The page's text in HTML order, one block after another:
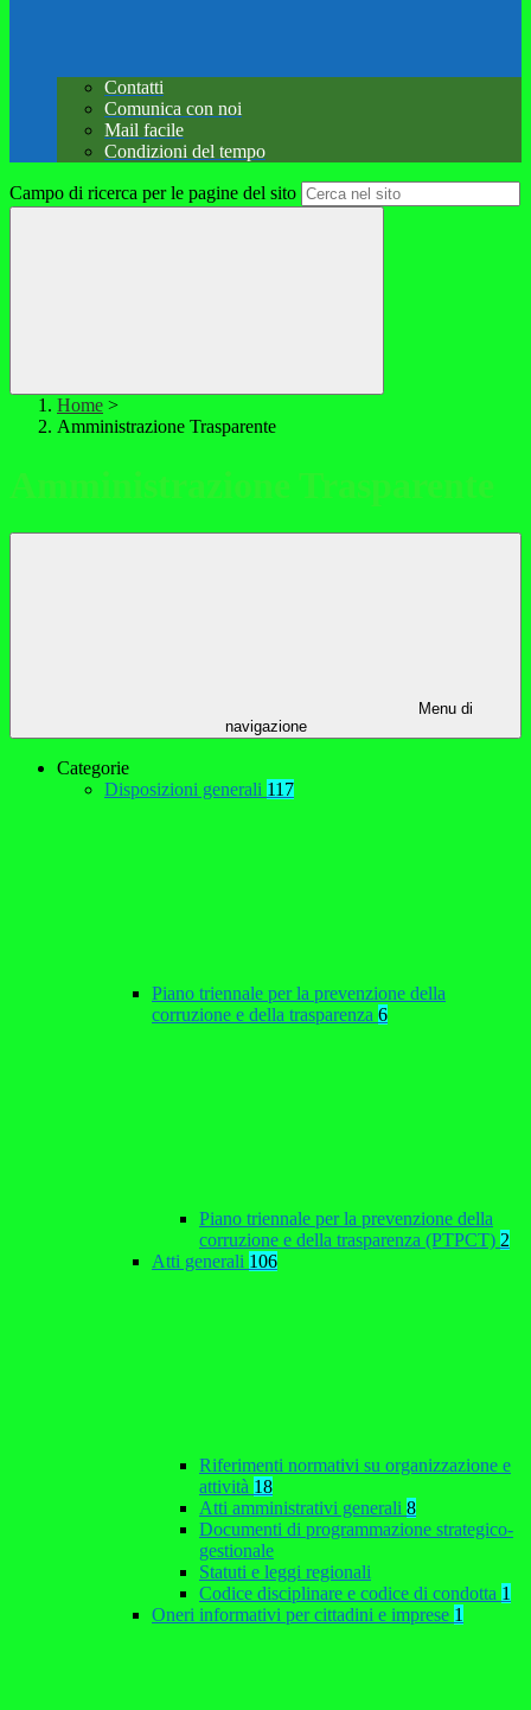
Contatti
Comunica con noi
Mail facile
Condizioni del tempo
Campo di ricerca per le pagine del sito
Home >
Amministrazione Trasparente
Amministrazione Trasparente
Menu di
navigazione
Categorie
Disposizioni generali 117
Piano triennale per la prevenzione della
corruzione e della trasparenza 6
Piano triennale per la prevenzione della
corruzione e della trasparenza (PTPCT) 2
Atti generali 106
Riferimenti normativi su organizzazione e
attività 18
Atti amministrativi generali 8
Documenti di programmazione strategico-
gestionale
Statuti e leggi regionali
Codice disciplinare e codice di condotta 1
Oneri informativi per cittadini e imprese 1